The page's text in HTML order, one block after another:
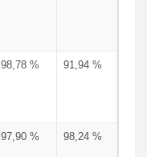
98,78 % 91,94 %
97,90 % 98,24 %